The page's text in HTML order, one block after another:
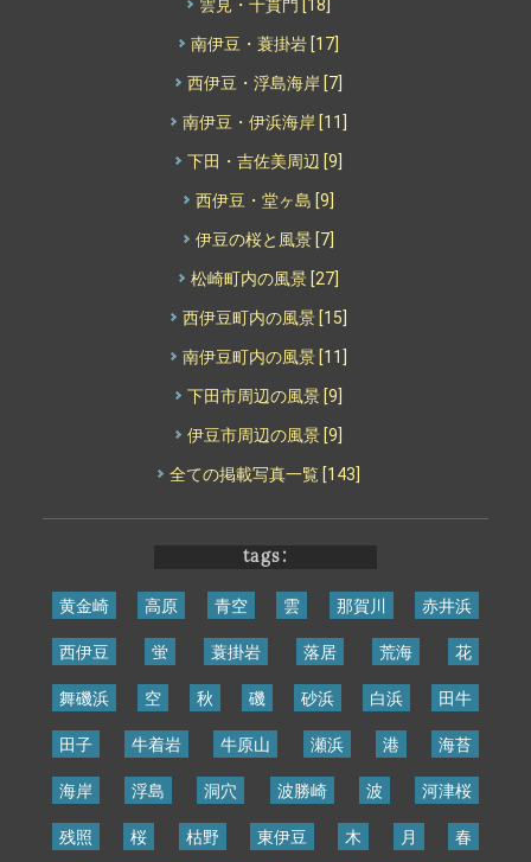
雲見・千貫門 [18]
南伊豆・蓑掛岩 [17]
西伊豆・浮島海岸 [7]
南伊豆・伊浜海岸 [11]
下田・吉佐美周辺 [9]
西伊豆・堂ヶ島 [9]
伊豆の桜と風景 [7]
松崎町内の風景 [27]
西伊豆町内の風景 [15]
南伊豆町内の風景 [11]
下田市周辺の風景 [9]
伊豆市周辺の風景 [9]
全ての掲載写真一覧 [143]
tags:
黄金崎 高原 青空 雲 那賀川 赤井浜
西伊豆 蛍 蓑掛岩 落居 荒海 花
舞磯浜 空 秋 磯 砂浜 白浜 田牛
田子 牛着岩 牛原山 瀬浜 港 海苔
海岸 浮島 洞穴 波勝崎 波 河津桜
残照 桜 枯野 東伊豆 木 月 春